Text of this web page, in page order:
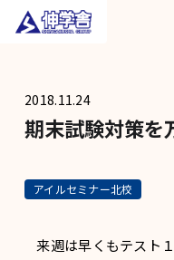
2018.11.24
期末試験対策を
アイルセミナー北校
来週は早くもテスト